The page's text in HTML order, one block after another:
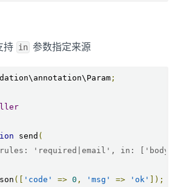
持 in 参数指定来源
;
send (
'required|email', in:
([ 'code' => 0 , 'msg' => 'ok'
]);